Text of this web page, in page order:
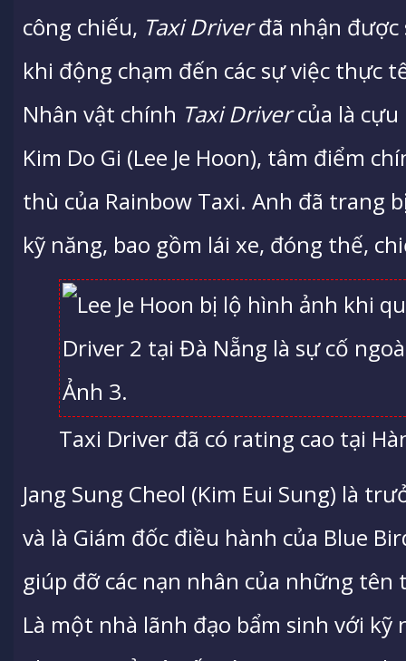
công chiếu, Taxi Driverđã nhận được
khi động chạm đến các sự việc thực
Nhân vật chính Taxi Drivercủa là
Kim Do Gi (Lee Je Hoon), tâm điểm
thù của Rainbow Taxi. Anh đã trang
kỹ năng, bao gồm lái xe, đóng thế,
Taxi Driver đã có rating cao tại
Jang Sung Cheol (Kim Eui Sung) là
và là Giám đốc điều hành của Blue
giúp đỡ các nạn nhân của những
Là một nhà lãnh đạo bẩm sinh với